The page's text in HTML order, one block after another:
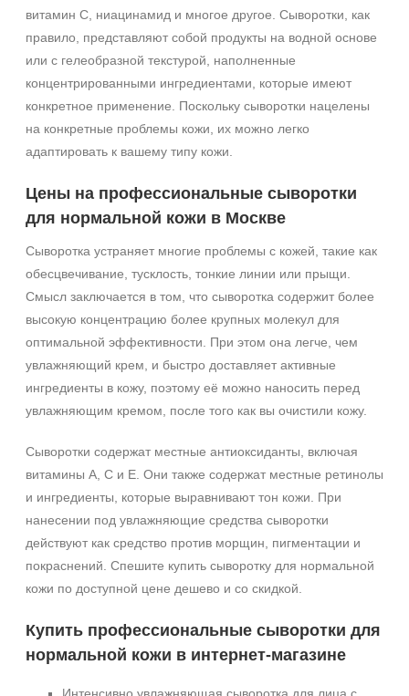
витамин С, ниацинамид и многое другое. Сыворотки, как
правило, представляют собой продукты на водной основе
или с гелеобразной текстурой, наполненные
концентрированными ингредиентами, которые имеют
конкретное применение. Поскольку сыворотки нацелены
на конкретные проблемы кожи, их можно легко
адаптировать к вашему типу кожи.
Цены на профессиональные сыворотки
для нормальной кожи в Москве
Сыворотка устраняет многие проблемы с кожей, такие как
обесцвечивание, тусклость, тонкие линии или прыщи.
Смысл заключается в том, что сыворотка содержит более
высокую концентрацию более крупных молекул для
оптимальной эффективности. При этом она легче, чем
увлажняющий крем, и быстро доставляет активные
ингредиенты в кожу, поэтому её можно наносить перед
увлажняющим кремом, после того как вы очистили кожу.
Сыворотки содержат местные антиоксиданты, включая
витамины А, С и Е. Они также содержат местные ретинолы
и ингредиенты, которые выравнивают тон кожи. При
нанесении под увлажняющие средства сыворотки
действуют как средство против морщин, пигментации и
покраснений. Спешите купить сыворотку для нормальной
кожи по доступной цене дешево и со скидкой.
Купить профессиональные сыворотки для
нормальной кожи в интернет-магазине